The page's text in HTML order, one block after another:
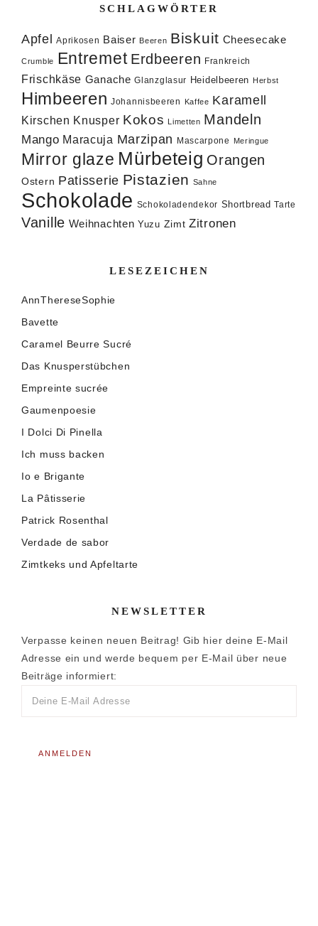
SCHLAGWÖRTER
Apfel Aprikosen Baiser Beeren Biskuit Cheesecake
Crumble Entremet Erdbeeren Frankreich
Frischkäse Ganache Glanzglasur Heidelbeeren Herbst
Himbeeren Johannisbeeren Kaffee Karamell
Kirschen Knusper Kokos Limetten Mandeln
Mango Maracuja Marzipan Mascarpone Meringue
Mirror glaze Mürbeteig Orangen
Ostern Patisserie Pistazien Sahne
Schokolade Schokoladendekor Shortbread Tarte
Vanille Weihnachten Yuzu Zimt Zitronen
LESEZEICHEN
AnnThereseSophie
Bavette
Caramel Beurre Sucré
Das Knusperstübchen
Empreinte sucrée
Gaumenpoesie
I Dolci Di Pinella
Ich muss backen
Io e Brigante
La Pâtisserie
Patrick Rosenthal
Verdade de sabor
Zimtkeks und Apfeltarte
NEWSLETTER
Verpasse keinen neuen Beitrag! Gib hier deine E-Mail
Adresse ein und werde bequem per E-Mail über neue
Beiträge informiert: